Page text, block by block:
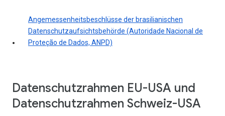
Angemessenheitsbeschlüsse der brasilianischen
Datenschutzaufsichtsbehörde (Autoridade Nacional de
Proteção de Dados, ANPD)
Datenschutzrahmen EU-USA und
Datenschutzrahmen Schweiz-USA